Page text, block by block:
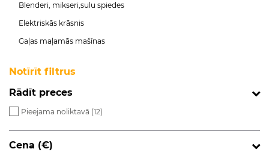
Blenderi, mikseri,sulu spiedes
Elektriskās krāsnis
Gaļas maļamās mašīnas
Notīrīt filtrus
Rādīt preces
Pieejama noliktavā (12)
Cena (€)